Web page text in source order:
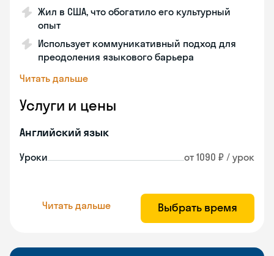
Жил в США, что обогатило его культурный
опыт
Использует коммуникативный подход для
преодоления языкового барьера
Читать дальше
Услуги и цены
Английский язык
Уроки от 1090 ₽ / урок
Читать дальше Выбрать время